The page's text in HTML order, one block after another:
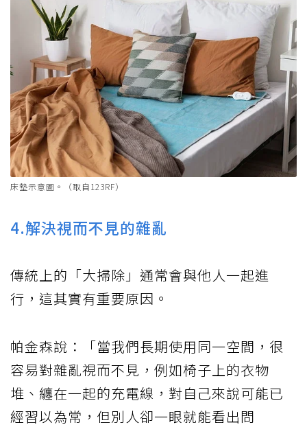
床墊示意圖。（取自123RF）
4.解決視而不見的雜亂
傳統上的「大掃除」通常會與他人一起進
行，這其實有重要原因。
帕金森說：「當我們長期使用同一空間，很
容易對雜亂視而不見，例如椅子上的衣物
堆、纏在一起的充電線，對自己來說可能已
經習以為常，但別人卻一眼就能看出問